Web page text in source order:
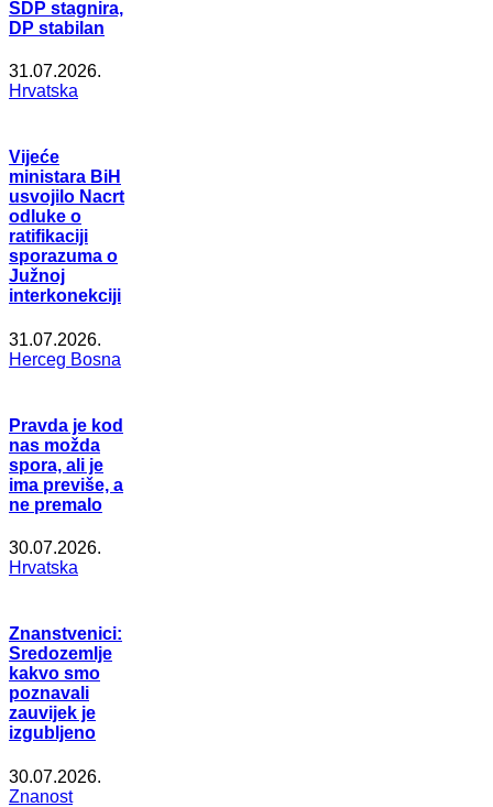
SDP stagnira,
DP stabilan
31.07.2026.
Hrvatska
Vijeće
ministara BiH
usvojilo Nacrt
odluke o
ratifikaciji
sporazuma o
Južnoj
interkonekciji
31.07.2026.
Herceg Bosna
Pravda je kod
nas možda
spora, ali je
ima previše, a
ne premalo
30.07.2026.
Hrvatska
Znanstvenici:
Sredozemlje
kakvo smo
poznavali
zauvijek je
izgubljeno
30.07.2026.
Znanost